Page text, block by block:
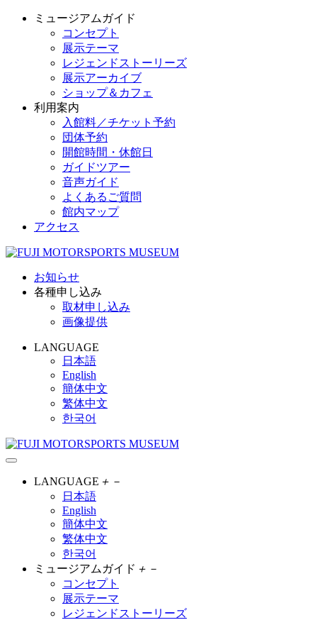
ミュージアムガイド
コンセプト
展示テーマ
レジェンドストーリーズ
展示アーカイブ
ショップ＆カフェ
利用案内
入館料／チケット予約
団体予約
開館時間・休館日
ガイドツアー
音声ガイド
よくあるご質問
館内マップ
アクセス
お知らせ
各種申し込み
取材申し込み
画像提供
LANGUAGE
日本語
English
簡体中文
繁体中文
한국어
LANGUAGE ＋ －
日本語
English
簡体中文
繁体中文
한국어
ミュージアムガイド ＋ －
コンセプト
展示テーマ
レジェンドストーリーズ